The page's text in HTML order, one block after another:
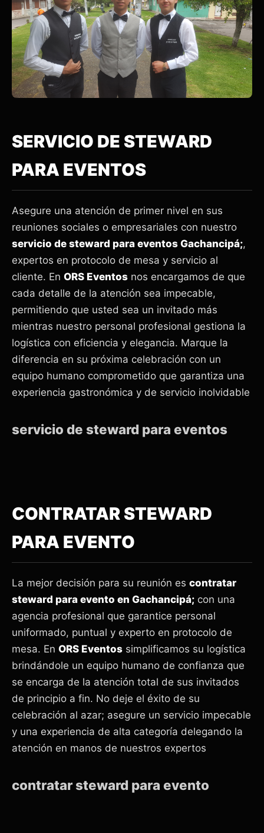
SERVICIO DE STEWARD
PARA EVENTOS
Asegure una atención de primer nivel en sus
reuniones sociales o empresariales con nuestro
servicio de steward para eventos Gachancipá;,
expertos en protocolo de mesa y servicio al
cliente. En ORS Eventos nos encargamos de que
cada detalle de la atención sea impecable,
permitiendo que usted sea un invitado más
mientras nuestro personal profesional gestiona la
logística con eficiencia y elegancia. Marque la
diferencia en su próxima celebración con un
equipo humano comprometido que garantiza una
experiencia gastronómica y de servicio inolvidable
servicio de steward para eventos
CONTRATAR STEWARD
PARA EVENTO
La mejor decisión para su reunión es contratar
steward para evento en Gachancipá; con una
agencia profesional que garantice personal
uniformado, puntual y experto en protocolo de
mesa. En ORS Eventos simplificamos su logística
brindándole un equipo humano de confianza que
se encarga de la atención total de sus invitados
de principio a fin. No deje el éxito de su
celebración al azar; asegure un servicio impecable
y una experiencia de alta categoría delegando la
atención en manos de nuestros expertos
contratar steward para evento